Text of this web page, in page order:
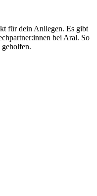
für dein Anliegen. Es gibt
bei Aral. So